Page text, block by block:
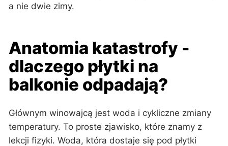
a nie dwie zimy.
Anatomia katastrofy -
dlaczego płytki na
balkonie odpadają?
Głównym winowajcą jest woda i cykliczne zmiany
temperatury. To proste zjawisko, które znamy z
lekcji fizyki. Woda, która dostaje się pod płytki